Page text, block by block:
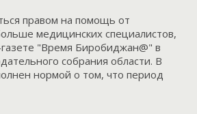
правом на помощь от
медицинских специалистов,
"Время Биробиджан@" в
собрания области. В
нормой о том, что период